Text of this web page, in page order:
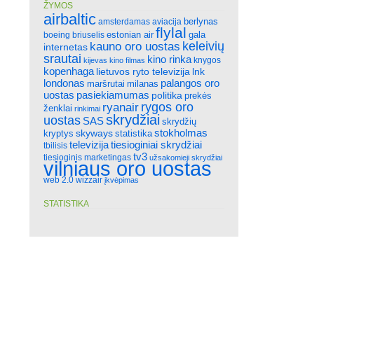
ŽYMOS
airbaltic amsterdamas aviacija berlynas
boeing briuselis estonian air flylal gala
internetas kauno oro uostas keleivių
srautai kijevas kino filmas kino rinka knygos
kopenhaga lietuvos ryto televizija lnk
londonas maršrutai milanas palangos oro
uostas pasiekiamumas politika prekės
ženklai rinkimai ryanair rygos oro
uostas SASskrydžiai skrydžių
kryptys skyways statistika stokholmas
tbilisis televizijatiesioginiai skrydžiai
tiesioginis marketingas tv3 užsakomieji skrydžiai
vilniaus oro uostas
web 2.0 wizzair įkvėpimas
STATISTIKA